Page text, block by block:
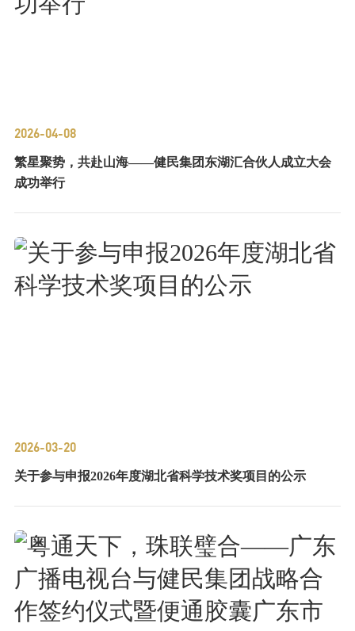
2026-04-08
繁星聚势，共赴山海——健民集团东湖汇合伙人成立大会
成功举行
2026-03-20
关于参与申报2026年度湖北省科学技术奖项目的公示